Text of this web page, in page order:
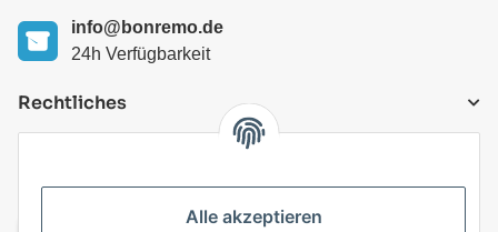
info@bonremo.de
24h Verfügbarkeit
Rechtliches
Alle akzeptieren